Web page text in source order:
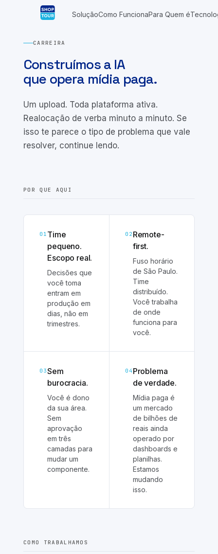
SoluçãoComo FuncionaPara Quem é
CARREIRA
Construímos a IA
que opera mídia paga.
Um upload. Toda plataforma ativa.
Realocação de verba minuto a minuto. Se
isso te parece o tipo de problema que vale
resolver, continue lendo.
POR QUE AQUI
01 Time
pequeno.
Escopo real.
Decisões que
você toma
entram em
produção em
dias, não em
trimestres.
02 Remote-
first.
Fuso horário
de São Paulo.
Time
distribuído.
Você trabalha
de onde
funciona para
você.
03Sem
burocracia.
Você é dono
da sua área.
Sem
aprovação
em três
camadas para
mudar um
componente.
04 Problema
de verdade.
Mídia paga é
um mercado
de bilhões de
reais ainda
operado por
dashboards e
planilhas.
Estamos
mudando
isso.
COMO TRABALHAMOS